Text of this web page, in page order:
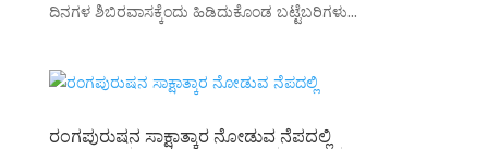
ದಿನಗಳ ಶಿಬಿರವಾಸಕ್ಕೆಂದು ಹಿಡಿದುಕೊಂಡ ಬಟ್ಟೆಬರಿಗಳು...
ರಂಗಪುರುಷನ ಸಾಕ್ಷಾತ್ಕಾರ ನೋಡುವ ನೆಪದಲ್ಲಿ